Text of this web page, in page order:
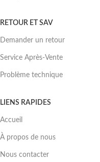
RETOUR ET SAV
Demander un retour
Service Après-Vente
Problème technique
LIENS RAPIDES
Accueil
À propos de nous
Nous contacter